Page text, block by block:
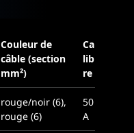
Couleur de
câble (section
mm²)
Ca
lib
re
rouge/noir (6),
rouge (6)
50
A